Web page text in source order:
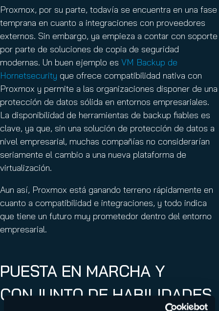
Proxmox, por su parte, todavía se encuentra en una fase
temprana en cuanto a integraciones con proveedores
externos. Sin embargo, ya empieza a contar con soporte
por parte de soluciones de copia de seguridad
modernas. Un buen ejemplo es VM Backup de
Hornetsecurity que ofrece compatibilidad nativa con
Proxmox y permite a las organizaciones disponer de una
protección de datos sólida en entornos empresariales.
La disponibilidad de herramientas de backup fiables es
clave, ya que, sin una solución de protección de datos a
nivel empresarial, muchas compañías no considerarían
seriamente el cambio a una nueva plataforma de
virtualización.
Aun así, Proxmox está ganando terreno rápidamente en
cuanto a compatibilidad e integraciones, y todo indica
que tiene un futuro muy prometedor dentro del entorno
empresarial.
PUESTA EN MARCHA Y
CONJUNTO DE HABILIDADES